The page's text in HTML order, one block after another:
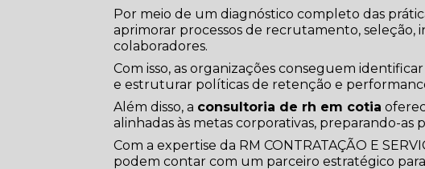
Por meio de um diagnóstico completo das
aprimorar processos de recrutamento,
colaboradores.
Com isso, as organizações conseguem
e estruturar políticas de retenção e
Além disso, a consultoria de rh em cotia
alinhadas às metas corporativas, preparando-
Com a expertise da RM CONTRATAÇÃO E
podem contar com um parceiro estratégico